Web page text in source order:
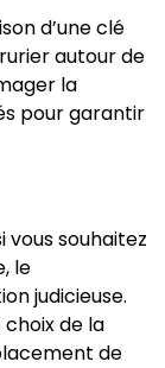
d’une clé
autour de
la
pour garantir
vous souhaitez
le
judicieuse.
de la
de